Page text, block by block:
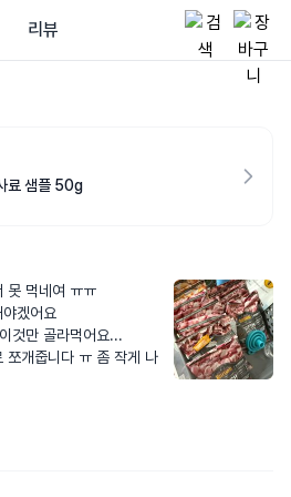
리뷰
료 샘플 50g
못 먹네여 ㅠㅠ
겠어요
것만 골라먹어요...
쪼개줍니다 ㅠ 좀 작게 나